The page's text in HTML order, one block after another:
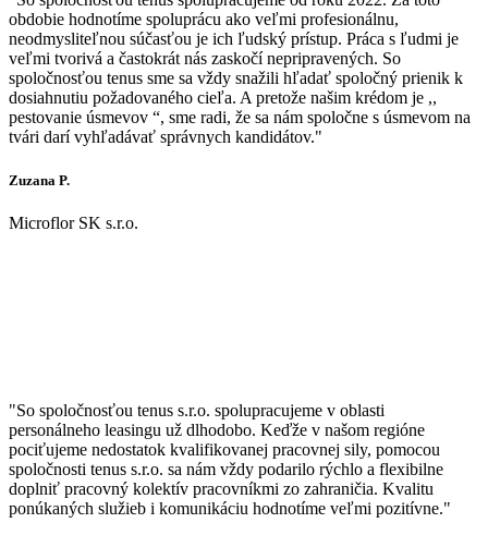
obdobie hodnotíme spoluprácu ako veľmi profesionálnu,
neodmysliteľnou súčasťou je ich ľudský prístup. Práca s ľudmi je
veľmi tvorivá a častokrát nás zaskočí nepripravených. So
spoločnosťou tenus sme sa vždy snažili hľadať spoločný prienik k
dosiahnutiu požadovaného cieľa. A pretože našim krédom je ,,
pestovanie úsmevov “, sme radi, že sa nám spoločne s úsmevom na
tvári darí vyhľadávať správnych kandidátov."
Zuzana P.
Microflor SK s.r.o.
"So spoločnosťou tenus s.r.o. spolupracujeme v oblasti
personálneho leasingu už dlhodobo. Keďže v našom regióne
pociťujeme nedostatok kvalifikovanej pracovnej sily, pomocou
spoločnosti tenus s.r.o. sa nám vždy podarilo rýchlo a flexibilne
doplniť pracovný kolektív pracovníkmi zo zahraničia. Kvalitu
ponúkaných služieb i komunikáciu hodnotíme veľmi pozitívne."